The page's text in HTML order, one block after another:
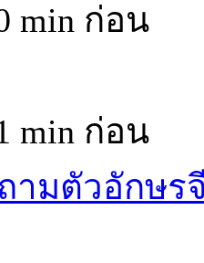
min ก่อน
min ก่อน
ามตัวอักษร